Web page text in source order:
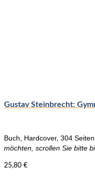
Gustav Steinbrecht:
Buch, Hardcover, 304
möchten, scrollen Sie bitte
25,80 €